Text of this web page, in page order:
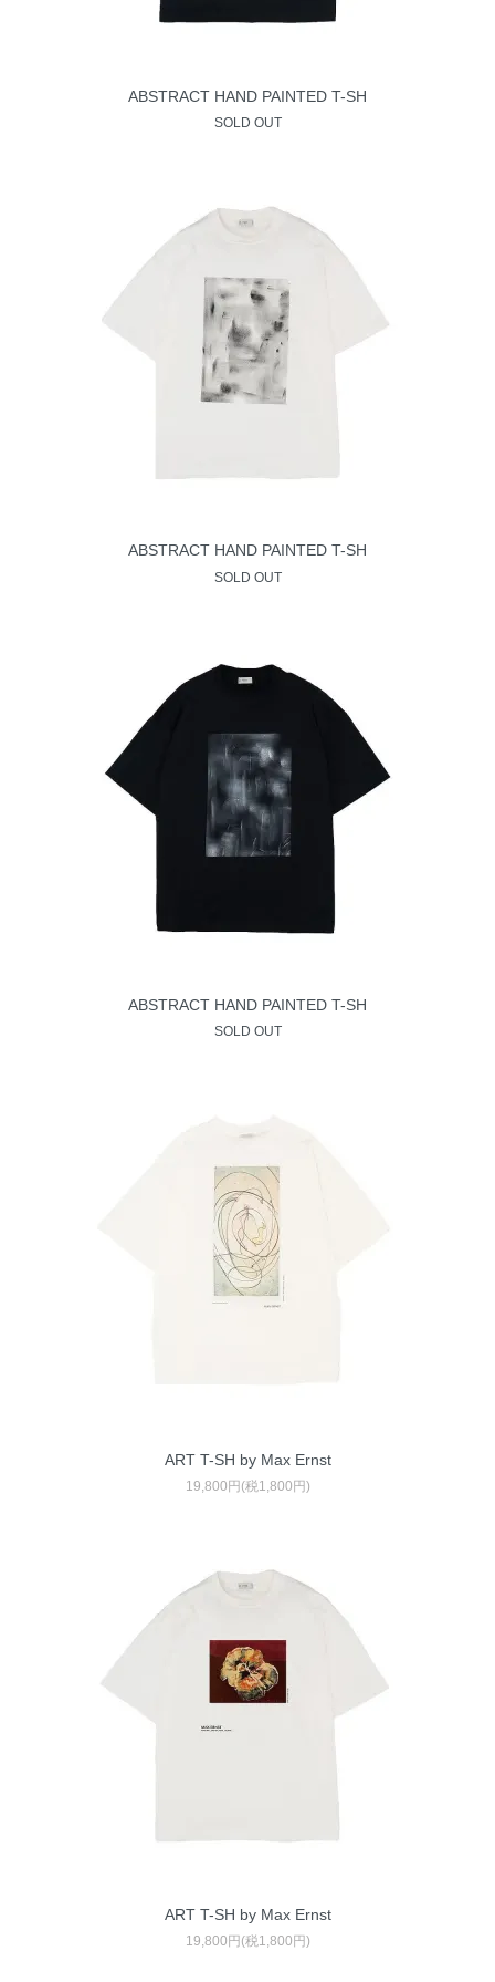
ABSTRACT HAND PAINTED T-SH
SOLD OUT
ABSTRACT HAND PAINTED T-SH
SOLD OUT
ABSTRACT HAND PAINTED T-SH
SOLD OUT
ART T-SH by Max Ernst
19,800円(税1,800円)
ART T-SH by Max Ernst
19,800円(税1,800円)